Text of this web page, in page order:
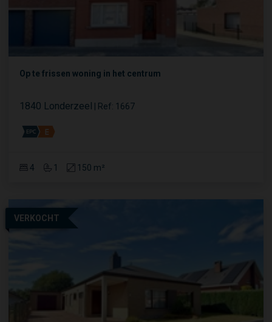
Op te frissen woning in het centrum
1840 Londerzeel Ref: 1667
4 1 150 m²
VERKOCHT